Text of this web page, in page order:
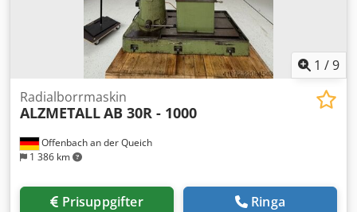
1 /9
Offenbach an der Queich
1 386 km
Radialborrmaskin
ALZMETALLAB 30R - 1000
Prisuppgifter Ringa